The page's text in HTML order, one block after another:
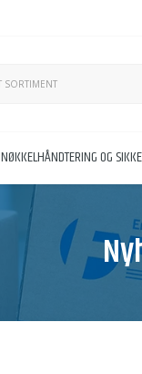
NØKKELHÅNDTERING OG